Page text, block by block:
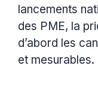
lancements
des PME, la
d’abord les
et mesurables.